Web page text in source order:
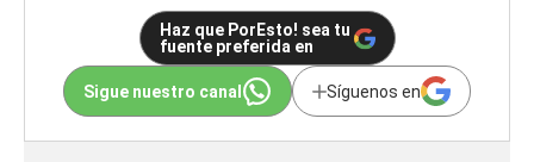
Haz que PorEsto! sea tu
fuente preferida en
Sigue nuestro canal Síguenos en